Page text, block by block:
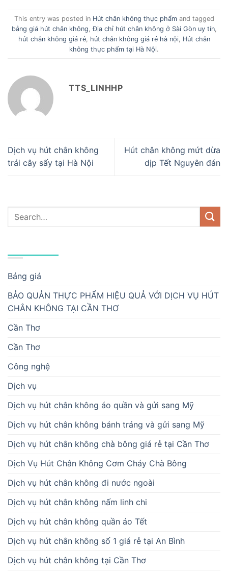
This entry was posted in Hút chân không thực phẩmand tagged
bảng giá hút chân không ,Địa chỉ hút chân không ở Sài Gòn uy tín,
hút chân không giá rẻ, hút chân không giá rẻ hà nội, Hút chân
không thực phẩm tại Hà Nội.
TTS_LINHHP
Dịch vụ hút chân không
trái cây sấy tại Hà Nội
Hút chân không mứt dừa
dịp Tết Nguyên đán
Bảng giá
BẢO QUẢN THỰC PHẨM HIỆU QUẢ VỚI DỊCH VỤ HÚT
CHÂN KHÔNG TẠI CẦN THƠ
Cần Thơ
Cần Thơ
Công nghệ
Dịch vụ
Dịch vụ hút chân không áo quần và gửi sang Mỹ
Dịch vụ hút chân không bánh tráng và gửi sang Mỹ
Dịch vụ hút chân không chà bông giá rẻ tại Cần Thơ
Dịch Vụ Hút Chân Không Cơm Cháy Chà Bông
Dịch vụ hút chân không đi nước ngoài
Dịch vụ hút chân không nấm linh chi
Dịch vụ hút chân không quần áo Tết
Dịch vụ hút chân không số 1 giá rẻ tại An Bình
Dịch vụ hút chân không tại Cần Thơ